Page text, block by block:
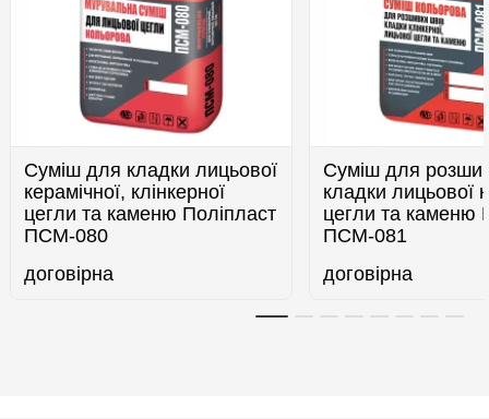
Суміш для кладки лицьової
керамічної, клінкерної
цегли та каменю Поліпласт
ПСМ-080
договірна
Суміш для
кладки лицьової
цегли та каменю
ПСМ-081
договірна